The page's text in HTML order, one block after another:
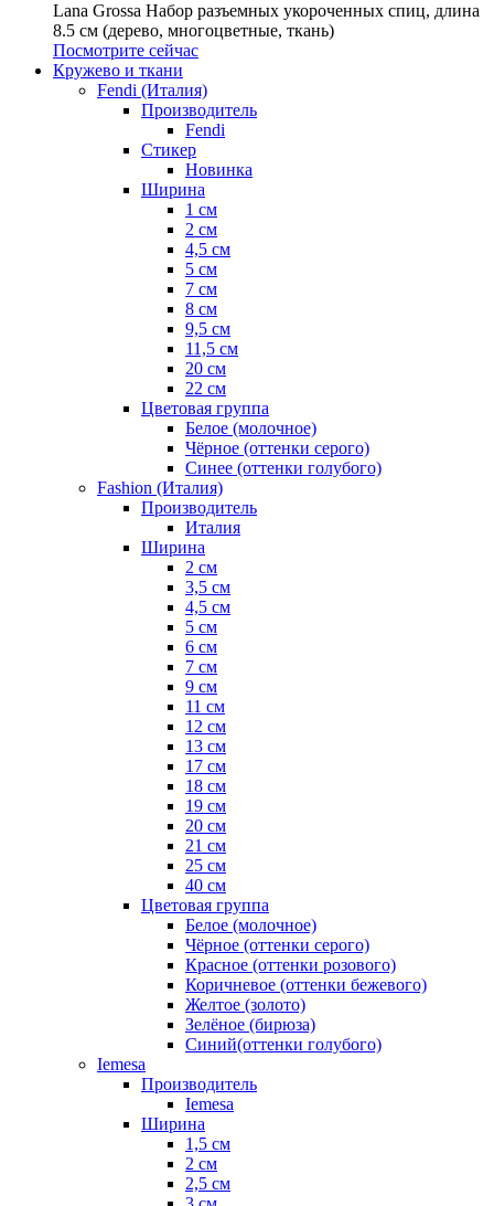
Lana Grossa Набор разъемных укороченных спиц, длина
8.5 см (дерево, многоцветные, ткань)
Посмотрите сейчас
Кружево и ткани
Fendi (Италия)
Производитель
Fendi
Стикер
Новинка
Ширина
1 см
2 см
4,5 см
5 см
7 см
8 см
9,5 см
11,5 см
20 см
22 см
Цветовая группа
Белое (молочное)
Чёрное (оттенки серого)
Синее (оттенки голубого)
Fashion (Италия)
Производитель
Италия
Ширина
2 см
3,5 см
4,5 см
5 см
6 см
7 см
9 см
11 см
12 см
13 см
17 см
18 см
19 см
20 см
21 см
25 см
40 см
Цветовая группа
Белое (молочное)
Чёрное (оттенки серого)
Красное (оттенки розового)
Коричневое (оттенки бежевого)
Желтое (золото)
Зелёное (бирюза)
Синий(оттенки голубого)
Iemesa
Производитель
Iemesa
Ширина
1,5 см
2 см
2,5 см